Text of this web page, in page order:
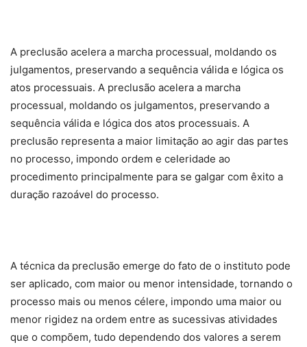
A preclusão acelera a marcha processual, moldando os
julgamentos, preservando a sequência válida e lógica os
atos processuais. A preclusão acelera a marcha
processual, moldando os julgamentos, preservando a
sequência válida e lógica dos atos processuais. A
preclusão representa a maior limitação ao agir das partes
no processo, impondo ordem e celeridade ao
procedimento principalmente para se galgar com êxito a
duração razoável do processo.
A técnica da preclusão emerge do fato de o instituto pode
ser aplicado, com maior ou menor intensidade, tornando o
processo mais ou menos célere, impondo uma maior ou
menor rigidez na ordem entre as sucessivas atividades
que o compõem, tudo dependendo dos valores a serem